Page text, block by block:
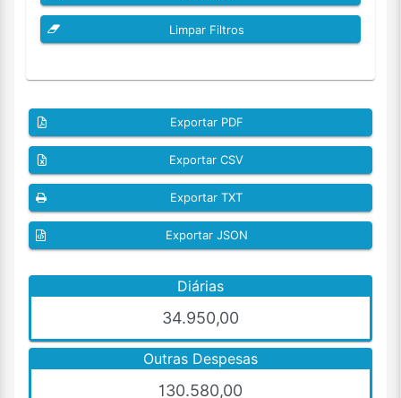
Limpar Filtros
Exportar PDF
Exportar CSV
Exportar TXT
Exportar JSON
Diárias
34.950,00
Outras Despesas
130.580,00